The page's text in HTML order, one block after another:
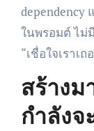
dependency
ในพรอมต์ ไม่
“เชื่อใจเราเถ
สร้างม
กำลังจ